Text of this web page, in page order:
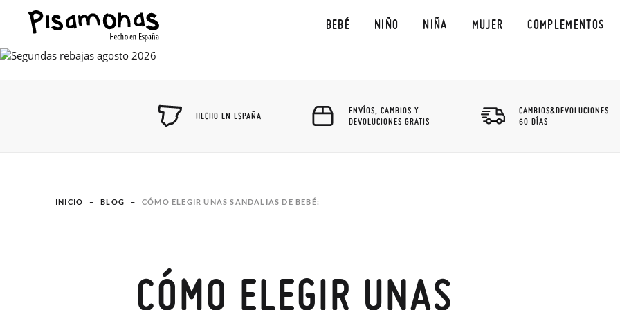
BEBÉ NIÑO NIÑA MUJER COMPLEMENTOS
HECHO EN ESPAÑA
ENVÍOS, CAMBIOS Y
DEVOLUCIONES GRATIS
CAMBIOS&DEVOLUCIONES
60 DÍAS
INICIO BLOG CÓMO ELEGIR UNAS SANDALIAS DE BEBÉ:
CÓMO ELEGIR UNAS